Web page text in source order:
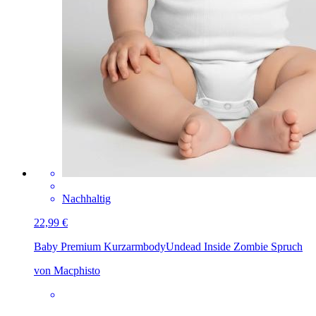
Nachhaltig
22,99 €
Baby Premium KurzarmbodyUndead Inside Zombie Spruch
von Macphisto